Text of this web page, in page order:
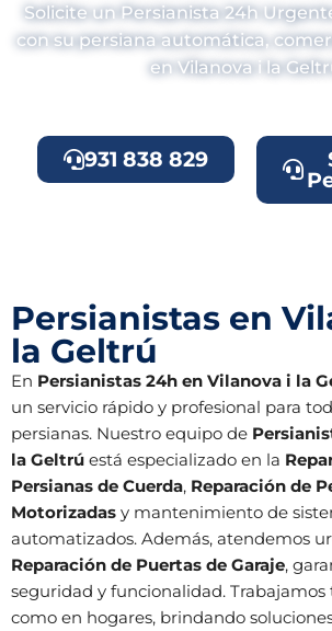
Solicite un Persianista 24h
con su persiana automática,
en Vilanova i la
931 838 829
Persianistas en
la Geltrú
En Persianistas 24h en Vilanova i la
un servicio rápido y profesional para
persianas. Nuestro equipo de
la Geltrú está especializado en la
Persianas de Cuerda, Reparación de
Motorizadas y mantenimiento de
automatizados. Además, atendemos
Reparación de Puertas de Garaje,
seguridad y funcionalidad.
como en hogares, brindando